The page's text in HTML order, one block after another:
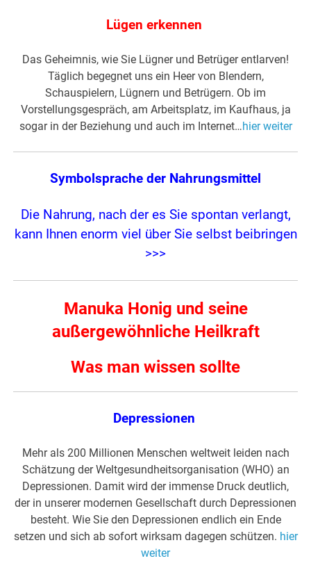
Lügen erkennen
Das Geheimnis, wie Sie Lügner und Betrüger entlarven!
Täglich begegnet uns ein Heer von Blendern,
Schauspielern, Lügnern und Betrügern. Ob im
Vorstellungsgespräch, am Arbeitsplatz, im Kaufhaus, ja
sogar in der Beziehung und auch im Internet…hier weiter
Symbolsprache der Nahrungsmittel
Die Nahrung, nach der es Sie spontan verlangt,
kann Ihnen enorm viel über Sie selbst beibringen
>>>
Manuka Honig und seine
außergewöhnliche Heilkraft
Was man wissen sollte
Depressionen
Mehr als 200 Millionen Menschen weltweit leiden nach
Schätzung der Weltgesundheitsorganisation (WHO) an
Depressionen. Damit wird der immense Druck deutlich,
der in unserer modernen Gesellschaft durch Depressionen
besteht. Wie Sie den Depressionen endlich ein Ende
setzen und sich ab sofort wirksam dagegen schützen. hier
weiter